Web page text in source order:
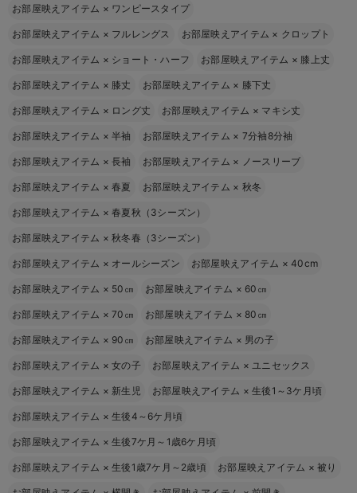
お部屋映えアイテム × ワンピースタイプ
お部屋映えアイテム × フルレングス お部屋映えアイテム × クロップト
お部屋映えアイテム × ショート・ハーフ お部屋映えアイテム × 膝上丈
お部屋映えアイテム × 膝丈 お部屋映えアイテム × 膝下丈
お部屋映えアイテム × ロング丈 お部屋映えアイテム × マキシ丈
お部屋映えアイテム ×半袖 お部屋映えアイテム × 7分袖8分袖
お部屋映えアイテム ×長袖 お部屋映えアイテム × ノースリーブ
お部屋映えアイテム ×春夏 お部屋映えアイテム × 秋冬
お部屋映えアイテム ×春夏秋（3シーズン）
お部屋映えアイテム ×秋冬春（3シーズン）
お部屋映えアイテム × オールシーズン お部屋映えアイテム ×40cm
お部屋映えアイテム × 50㎝ お部屋映えアイテム × 60㎝
お部屋映えアイテム ×70㎝ お部屋映えアイテム × 80㎝
お部屋映えアイテム × 90㎝ お部屋映えアイテム × 男の子
お部屋映えアイテム ×女の子 お部屋映えアイテム ×ユニセックス
お部屋映えアイテム × 新生児 お部屋映えアイテム ×生後1～3ケ月頃
お部屋映えアイテム ×生後4～6ケ月頃
お部屋映えアイテム ×生後7ケ月～1歳6ケ月頃
お部屋映えアイテム ×生後1歳7ケ月～2歳頃 お部屋映えアイテム ×被り